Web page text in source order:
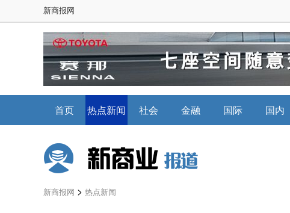
新商报网
首页 热点新闻 社会 金融 国际 国内
新商报网 > 热点新闻